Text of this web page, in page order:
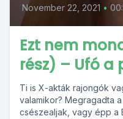
November 22, 2021 •
Ezt nem
rész) – Ufó a
Ti is X-akták rajongók
valamikor? Megragadta
csészealjak, vagy épp a